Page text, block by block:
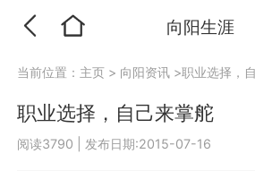
向阳生涯
当前位置： 主页 > 向阳资讯 >职业选择，
职业选择，自己来掌舵
阅读3790 发布日期:2015-07-16